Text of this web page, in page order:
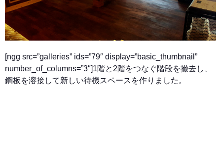
[ngg src=”galleries” ids=”79″ display=”basic_thumbnail”
number_of_columns=”3″] 1階と2階をつなぐ階段を撤去し、
鋼板を溶接して新しい待機スペースを作りました。